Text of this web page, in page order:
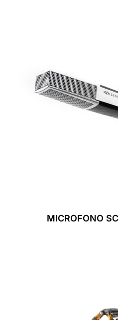
MICROFONO